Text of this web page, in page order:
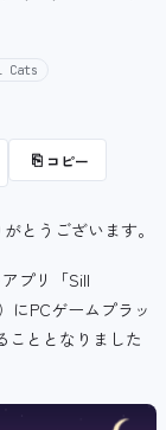
⎘ コピー
とうございます。
プリ「Sill
にPCゲームプラッ
こととなりました